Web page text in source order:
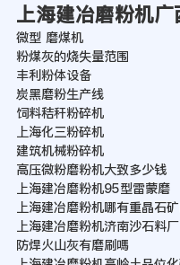
上海建冶磨粉机
微型 磨煤机
粉煤灰的烧失量范围
丰利粉体设备
炭黑磨粉生产线
饲料秸秆粉碎机
上海化三粉碎机
建筑机械粉碎机
高压微粉磨粉机大致多少钱
上海建冶磨粉机95型雷蒙磨
上海建冶磨粉机哪有重晶石
上海建冶磨粉机济南沙石料厂
防焊火山灰有磨刷嗎